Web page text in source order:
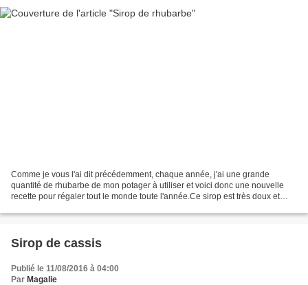
Comme je vous l'ai dit précédemment, chaque année, j'ai une grande
quantité de rhubarbe de mon potager à utiliser et voici donc une nouvelle
recette pour régaler tout le monde toute l'année.Ce sirop est très doux et
Sirop de cassis
Publié le 11/08/2016 à 04:00
Par Magalie